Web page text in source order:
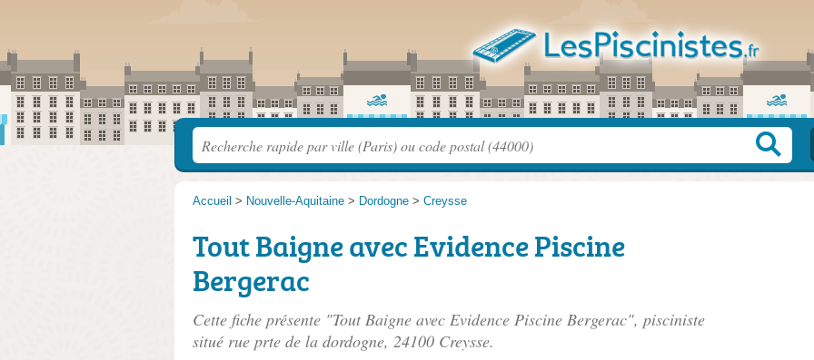
Accueil > Nouvelle-Aquitaine > Dordogne > Creysse
Tout Baigne avec Evidence Piscine
Bergerac
Cette fiche présente "Tout Baigne avec Evidence Piscine Bergerac", pisciniste
situé rue prte de la dordogne, 24100 Creysse.